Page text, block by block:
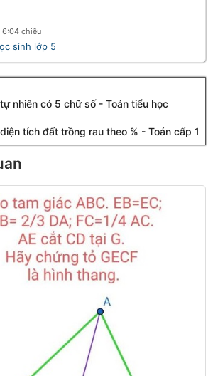
chiều
sinh lớp 5
nhiên có 5 chữ số - Toán tiểu học
tích đất trồng rau theo % - Toán cấp 1